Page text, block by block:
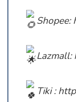
Shopee:
Lazmall:
Tiki :